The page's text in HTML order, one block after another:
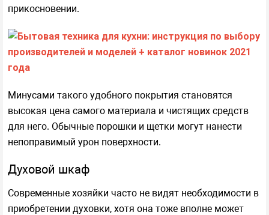
прикосновении.
Минусами такого удобного покрытия становятся
высокая цена самого материала и чистящих средств
для него. Обычные порошки и щетки могут нанести
непоправимый урон поверхности.
Духовой шкаф
Современные хозяйки часто не видят необходимости в
приобретении духовки, хотя она тоже вполне может